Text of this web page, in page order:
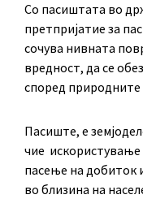
Co пасиштата во
претпријатие за
сочува нивната
вредност, да се
според природните
Пасиште, е
чие искористување
пасење на добиток
во близина на